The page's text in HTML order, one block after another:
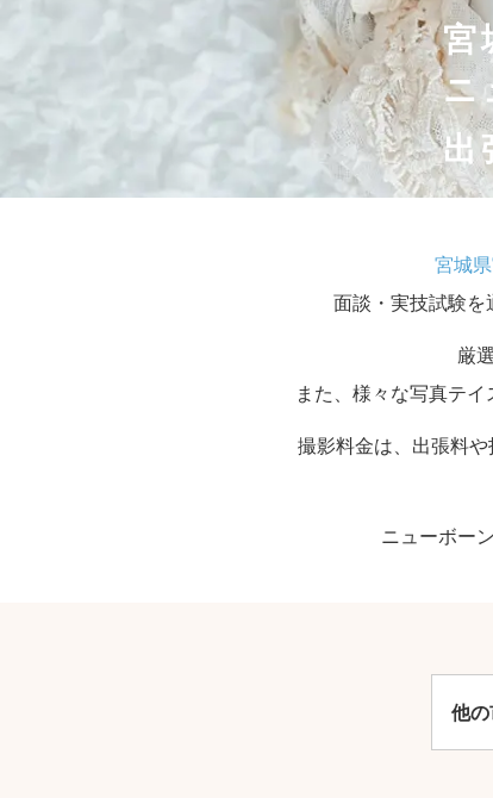
宮
ニ
出
宮城
面談・実技試験を
厳
また、様々な写真テ
撮影料金は、出張料
ニューボー
他